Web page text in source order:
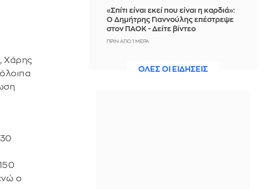
Χάρης
ο
«Σπίτι είναι εκεί που είναι η καρδιά»:
Ο Δημήτρης Γιαννούλης επέστρεψε
στον ΠΑΟΚ - Δείτε βίντεο
ΠΡΙΝ ΑΠΌ 1 ΜΈΡΑ
στον επανεξοπλισμό
ΟΛΕΣ ΟΙ ΕΙΔΗΣΕΙΣ